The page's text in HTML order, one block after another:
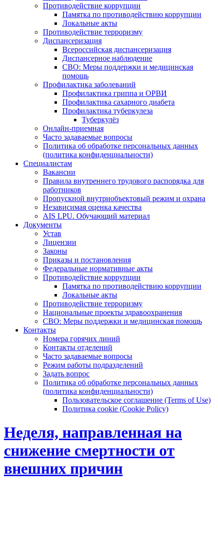
Противодействие коррупции
Памятка по противодействию коррупции
Локальные акты
Противодействие терроризму
Диспансеризация
Всероссийская диспансеризация
Диспансерное наблюдение
СВО: Меры поддержки и медицинская
помощь
Профилактика заболеваний
Профилактика гриппа и ОРВИ
Профилактика сахарного диабета
Профилактика туберкулеза
Туберкулёз
Онлайн-приемная
Часто задаваемые вопросы
Политика об обработке персональных данных
(политика конфиденциальности)
Специалистам
Вакансии
Правила внутреннего трудового распорядка для
работников
Пропускной внутриобъектовый режим и охрана
Независимая оценка качества
AIS LPU. Обучающий материал
Документы
Устав
Лицензии
Законы
Приказы и постановления
Федеральные нормативные акты
Противодействие коррупции
Памятка по противодействию коррупции
Локальные акты
Противодействие терроризму
Национальные проекты здравоохранения
СВО: Меры поддержки и медицинская помощь
Контакты
Номера горячих линий
Контакты отделений
Часто задаваемые вопросы
Режим работы подразделений
Задать вопрос
Политика об обработке персональных данных
(политика конфиденциальности)
Пользовательское соглашение (Terms of Use)
Политика cookie (Cookie Policy)
Неделя, направленная на
снижение смертности от
внешних причин